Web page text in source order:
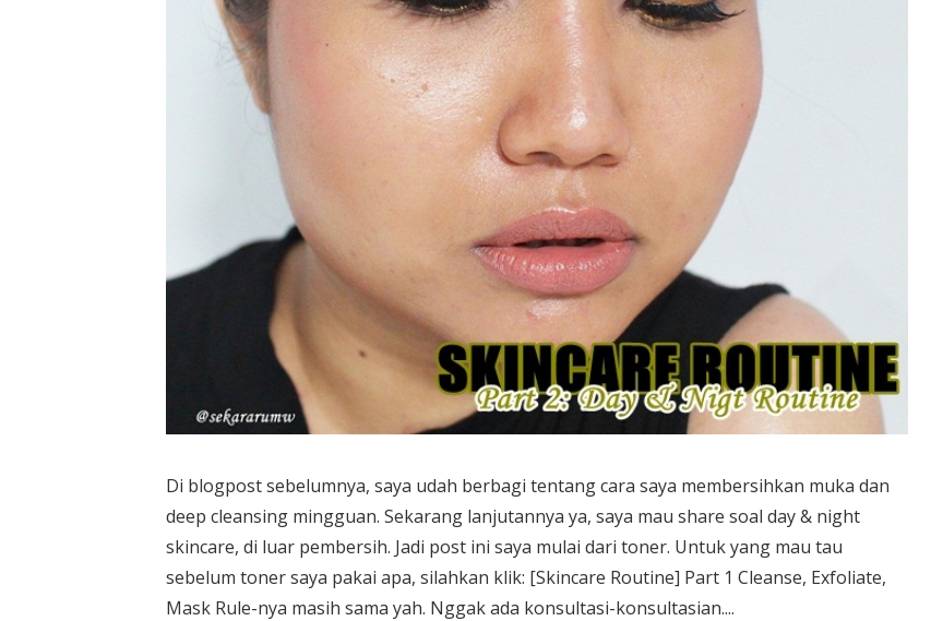
Di blogpost sebelumnya, saya udah berbagi tentang cara saya membersihkan muka dan
deep cleansing mingguan. Sekarang lanjutannya ya, saya mau share soal day & night
skincare, di luar pembersih. Jadi post ini saya mulai dari toner. Untuk yang mau tau
sebelum toner saya pakai apa, silahkan klik: [Skincare Routine] Part 1 Cleanse, Exfoliate,
Mask Rule-nya masih sama yah. Nggak ada konsultasi-konsultasian....